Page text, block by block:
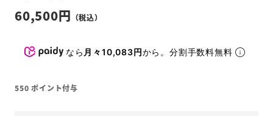
60,500
なら 月々10,083円から。分割手数料無料
550 ポイント付与